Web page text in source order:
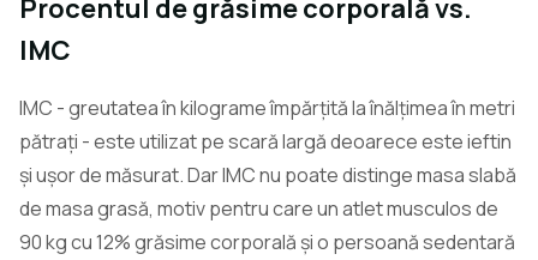
Procentul de grăsime corporală vs.
IMC
IMC - greutatea în kilograme împărțită la înălțimea în metri
pătrați - este utilizat pe scară largă deoarece este ieftin
și ușor de măsurat. Dar IMC nu poate distinge masa slabă
de masa grasă, motiv pentru care un atlet musculos de
90 kg cu 12% grăsime corporală și o persoană sedentară